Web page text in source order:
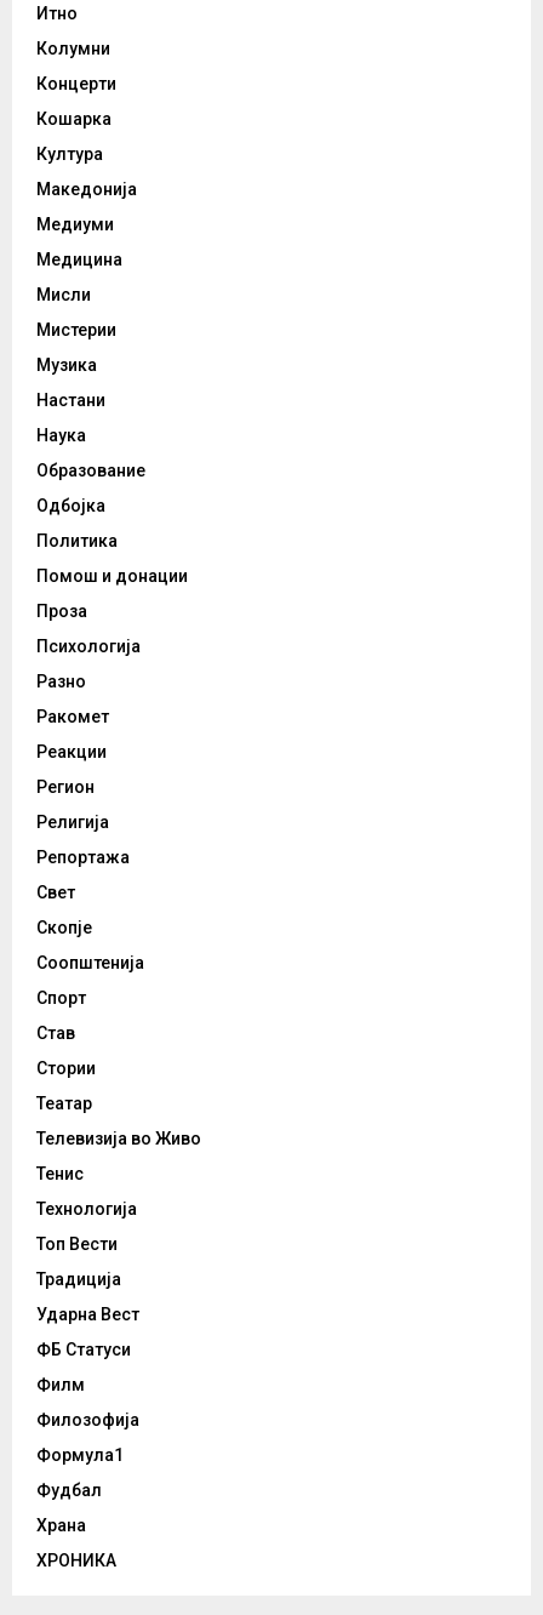
Итно
Колумни
Концерти
Кошарка
Култура
Македонија
Медиуми
Медицина
Мисли
Мистерии
Музика
Настани
Наука
Образование
Одбојка
Политика
Помош и донации
Проза
Психологија
Разно
Ракомет
Реакции
Регион
Религија
Репортажа
Свет
Скопје
Соопштенија
Спорт
Став
Стории
Театар
Телевизија во Живо
Тенис
Технологија
Топ Вести
Традиција
Ударна Вест
ФБ Статуси
Филм
Филозофија
Формула1
Фудбал
Храна
ХРОНИКА